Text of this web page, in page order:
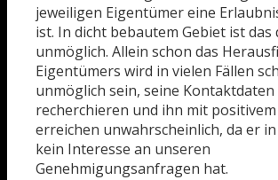
jeweiligen Eigentümer eine
ist. In dicht bebautem Gebiet ist das
unmöglich. Allein schon das
Eigentümers wird in vielen Fällen
unmöglich sein, seine Kontaktdaten
recherchieren und ihn mit
erreichen unwahrscheinlich, da er
kein Interesse an unseren
Genehmigungsanfragen hat.